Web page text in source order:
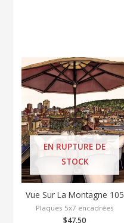
EN RUPTURE DE
STOCK
Vue Sur La Montagne 105
Plaques 5x7 encadrées
$47.50